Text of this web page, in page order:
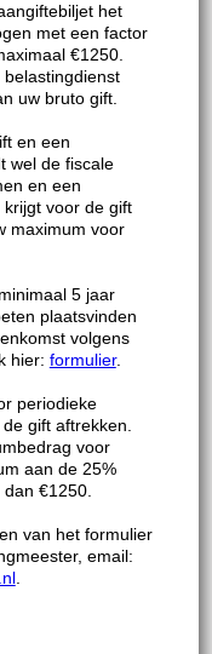
het
met een factor
€1250.
uw bruto gift.
en een
wel de fiscale
en een
voor de gift
maximum voor
5 jaar
plaatsvinden
volgens
hier: formulier.
periodieke
gift aftrekken.
voor
aan de 25%
€1250.
van het formulier
email:
.